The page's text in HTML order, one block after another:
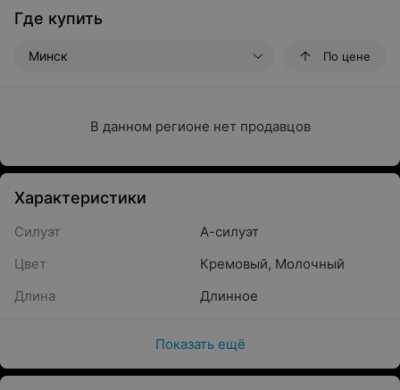
Где купить
Минск По цене
В данном регионе нет продавцов
Характеристики
Силуэт
А-силуэт
Цвет
Кремовый, Молочный
Длина
Длинное
Показать ещё